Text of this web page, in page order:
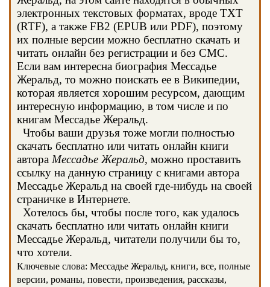
электронных текстовых форматах, вроде TXT
(RTF), а также FB2 (EPUB или PDF), поэтому
их полные версии можно бесплатно скачать и
читать онлайн без регистрации и без СМС.
Если вам интересна биография Мессадье
Жеральд, то можно поискать ее в Википедии,
которая является хорошим ресурсом, дающим
интересную информацию, в том числе и по
книгам Мессадье Жеральд.
Чтобы ваши друзья тоже могли полностью
скачать бесплатно или читать онлайн книги
автора Мессадье Жеральд, можно проставить
ссылку на данную страницу с книгами автора
Мессадье Жеральд на своей где-нибудь на своей
страничке в Интернете.
Хотелось бы, чтобы после того, как удалось
скачать бесплатно или читать онлайн книги
Мессадье Жеральд, читатели получили бы то,
что хотели.
Ключевые слова: Мессадье Жеральд, книги, все, полные
версии, романы, повести, произведения, рассказы,